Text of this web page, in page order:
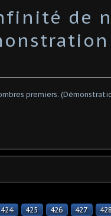
de
424 425 426 427